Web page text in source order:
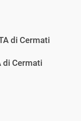
di Cermati
di Cermati